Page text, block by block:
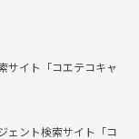
サイト「コエテコキャ
ェント検索サイト「コ